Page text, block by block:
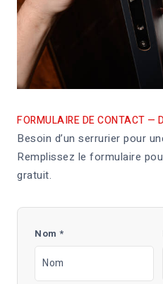
FORMULAIRE DE CONTACT —
Besoin d’un serrurier pour
Remplissez le formulaire
gratuit.
Nom *